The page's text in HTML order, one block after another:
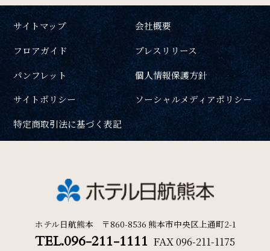
サイトマップ
会社概要
フロアガイド
プレスリリース
パンフレット
個人情報保護方針
サイトポリシー
ソーシャルメディアポリシー
特定商取引法に基づく表記
ホテル日航熊本 〒860-8536 熊本市中央区上通町2-1
TEL.096-211-1111 FAX096-211-1175